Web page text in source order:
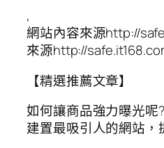
,
網站內容來源http://
來源http://
【精選推薦文章】
如何讓商品強力曝光呢?
建置最吸引人的網站，